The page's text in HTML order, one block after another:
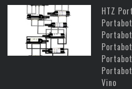
HTZ
Vino